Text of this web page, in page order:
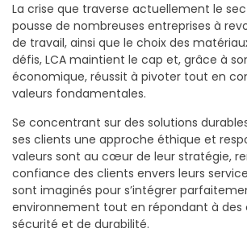
La crise que traverse actuellement le
pousse de nombreuses entreprises à
de travail, ainsi que le choix des
défis, LCA maintient le cap et, grâce à
économique, réussit à pivoter tout en
valeurs fondamentales.
Se concentrant sur des solutions
ses clients une approche éthique et
valeurs sont au cœur de leur stratégie,
confiance des clients envers leurs
sont imaginés pour s’intégrer
environnement tout en répondant à des
sécurité et de durabilité.